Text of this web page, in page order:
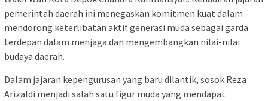
pemerintah daerah ini menegaskan komitmen kuat dalam
mendorong keterlibatan aktif generasi muda sebagai garda
terdepan dalam menjaga dan mengembangkan nilai-nilai
budaya daerah.
Dalam jajaran kepengurusan yang baru dilantik, sosok Reza
Arizaldi menjadi salah satu figur muda yang mendapat